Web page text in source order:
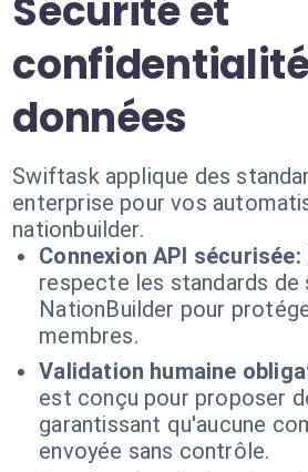
Sécurité et
données
Swiftask applique des
enterprise pour vos
nationbuilder.
Connexion API sécurisée:
respecte les standards de
NationBuilder pour
membres.
Validation humaine
est conçu pour proposer
garantissant qu'aucune
envoyée sans contrôle.